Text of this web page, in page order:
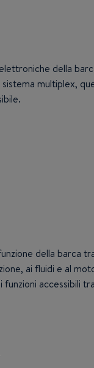
della
multiplex,
della barca
ai fluidi e al
accessibili